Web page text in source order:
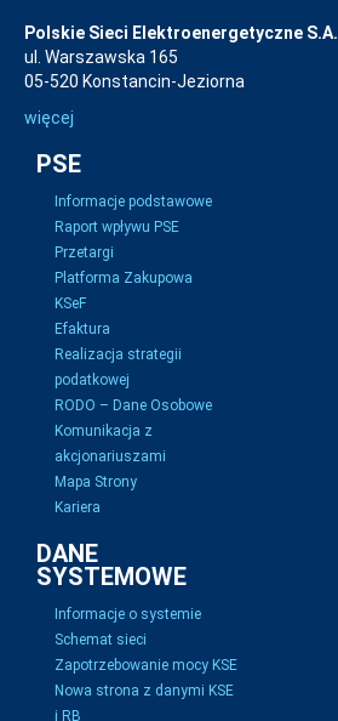
Polskie Sieci Elektroenergetyczne S.A.
ul. Warszawska 165
05-520 Konstancin-Jeziorna
więcej
PSE
Informacje podstawowe
Raport wpływu PSE
Przetargi
Platforma Zakupowa
KSeF
Efaktura
Realizacja strategii
podatkowej
RODO – Dane Osobowe
Komunikacja z
akcjonariuszami
Mapa Strony
Kariera
DANE
SYSTEMOWE
Informacje o systemie
Schemat sieci
Zapotrzebowanie mocy KSE
Nowa strona z danymi KSE
i RB